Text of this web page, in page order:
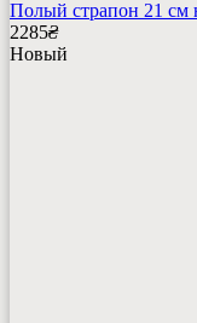
Полый страпон 21 см
2285₴
Новый